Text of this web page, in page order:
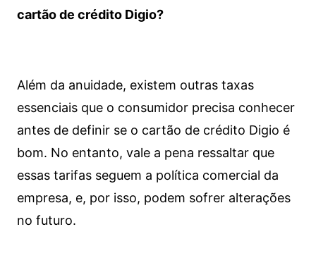
cartão de crédito Digio?
Além da anuidade, existem outras taxas
essenciais que o consumidor precisa conhecer
antes de definir se o cartão de crédito Digio é
bom. No entanto, vale a pena ressaltar que
essas tarifas seguem a política comercial da
empresa, e, por isso, podem sofrer alterações
no futuro.